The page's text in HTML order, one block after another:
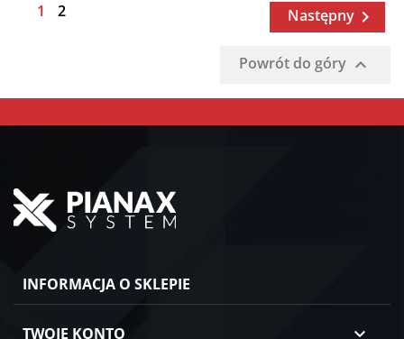
1
2 Następny 
Powrót do góry 
INFORMACJA O SKLEPIE
TWOJE KONTO 